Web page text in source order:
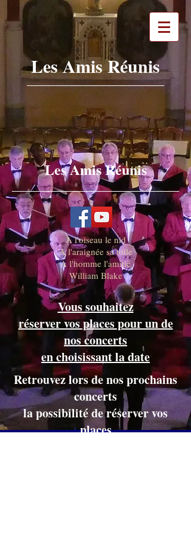
Les Amis Réunis
Les Amis Réunis
A l'oiseau le nid
A l'araignée sa toile
A l'homme l'amitié
William Blake
Vous souhaitez
réserver vos places pour un de
nos concerts
en choisissant la date
Retrouvez lors de nos prochains
concerts
la possibilité de réserver vos
places